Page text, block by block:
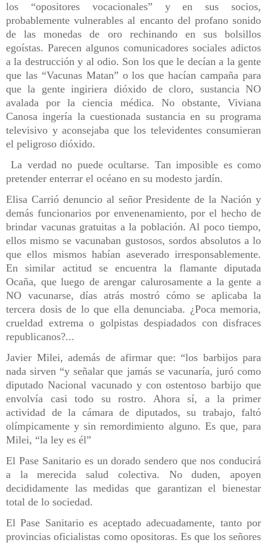
los “opositores vocacionales” y en sus socios,
probablemente vulnerables al encanto del profano sonido
de las monedas de oro rechinando en sus bolsillos
egoístas. Parecen algunos comunicadores sociales adictos
a la destrucción y al odio. Son los que le decían a la gente
que las “Vacunas Matan” o los que hacían campaña para
que la gente ingiriera dióxido de cloro, sustancia NO
avalada por la ciencia médica. No obstante, Viviana
Canosa ingería la cuestionada sustancia en su programa
televisivo y aconsejaba que los televidentes consumieran
el peligroso dióxido.
La verdad no puede ocultarse. Tan imposible es como
pretender enterrar el océano en su modesto jardín.
Elisa Carrió denuncio al señor Presidente de la Nación y
demás funcionarios por envenenamiento, por el hecho de
brindar vacunas gratuitas a la población. Al poco tiempo,
ellos mismo se vacunaban gustosos, sordos absolutos a lo
que ellos mismos habían aseverado irresponsablemente.
En similar actitud se encuentra la flamante diputada
Ocaña, que luego de arengar calurosamente a la gente a
NO vacunarse, días atrás mostró cómo se aplicaba la
tercera dosis de lo que ella denunciaba. ¿Poca memoria,
crueldad extrema o golpistas despiadados con disfraces
republicanos?...
Javier Milei, además de afirmar que: “los barbijos para
nada sirven “y señalar que jamás se vacunaría, juró como
diputado Nacional vacunado y con ostentoso barbijo que
envolvía casi todo su rostro. Ahora sí, a la primer
actividad de la cámara de diputados, su trabajo, faltó
olímpicamente y sin remordimiento alguno. Es que, para
Milei, “la ley es él”
El Pase Sanitario es un dorado sendero que nos conducirá
a la merecida salud colectiva. No duden, apoyen
decididamente las medidas que garantizan el bienestar
total de lo sociedad.
El Pase Sanitario es aceptado adecuadamente, tanto por
provincias oficialistas como opositoras. Es que los señores